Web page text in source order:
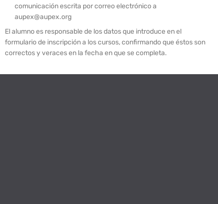
comunicación escrita por correo electrónico a
aupex@aupex.org
El alumno es responsable de los datos que introduce en el
formulario de inscripción a los cursos, confirmando que éstos son
correctos y veraces en la fecha en que se completa.